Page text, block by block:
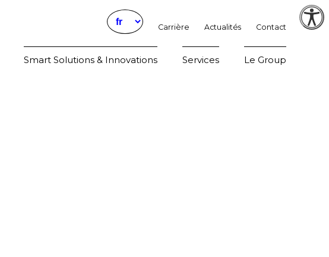
Carrière Actualités Contact
Smart Solutions & Innovations Services Le Group